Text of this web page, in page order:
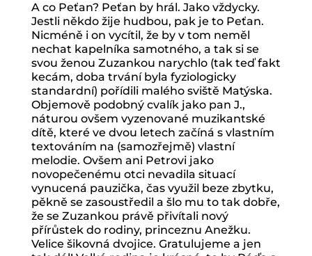
A co Peťan? Peťan by hrál. Jako vždycky.
Jestli někdo žije hudbou, pak je to Peťan.
Nicméně i on vycítil, že by v tom neměl
nechat kapelníka samotného, a tak si se
svou ženou Zuzankou narychlo (tak teď fakt
kecám, doba trvání byla fyziologicky
standardní) pořídili malého sviště Matýska.
Objemově podobný cvalík jako pan J.,
náturou ovšem vyzenované muzikantské
dítě, které ve dvou letech začíná s vlastním
textováním na (samozřejmě) vlastní
melodie. Ovšem ani Petrovi jako
novopečenému otci nevadila situací
vynucená pauzička, čas využil beze zbytku,
pěkně se zasoustředil a šlo mu to tak dobře,
že se Zuzankou právě přivítali nový
přírůstek do rodiny, princeznu Anežku.
Velice šikovná dvojice. Gratulujeme a jen